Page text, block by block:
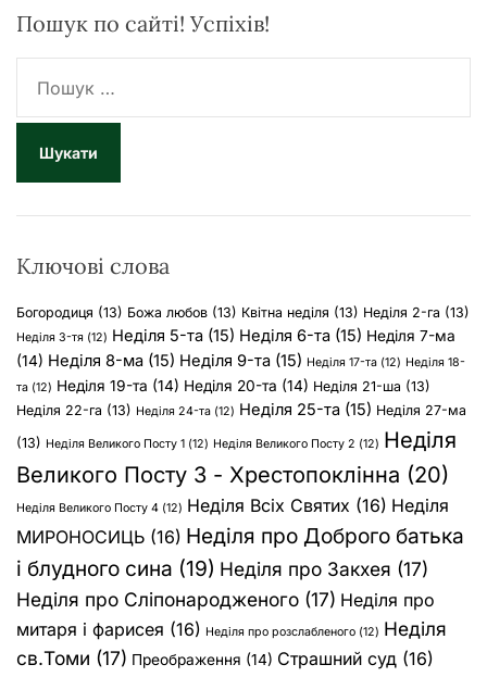
Пошук по сайті! Успіхів!
ш
к
Ключові слова
Богородиця (13) Божа любов (13) Квітна неділя (13) Неділя 2-га (13)
Неділя 3-тя (12) Неділя 5-та (15) Неділя 6-та (15) Неділя 7-ма
(14) Неділя 8-ма (15) Неділя 9-та (15) Неділя 17-та (12) Неділя 18-
та (12) Неділя 19-та (14) Неділя 20-та (14) Неділя 21-ша (13)
Неділя 22-га (13) Неділя 24-та (12) Неділя 25-та (15) Неділя 27-ма
(13) Неділя Великого Посту 1 (12) Неділя Великого Посту 2 (12) Неділя
Великого Посту 3 - Хрестопоклінна (20)
Неділя Великого Посту 4 (12) Неділя Всіх Святих (16) Неділя
МИРОНОСИЦЬ (16) Неділя про Доброго батька
і блудного сина (19) Неділя про Закхея (17)
Неділя про Сліпонародженого (17) Неділя про
митаря і фарисея (16) Неділя про розслабленого (12) Неділя
св.Томи (17) Преображення (14) Страшний суд (16)